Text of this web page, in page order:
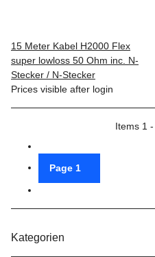
15 Meter Kabel H2000 Flex
super lowloss 50 Ohm inc. N-
Stecker / N-Stecker
Prices visible after login
Items 1
Page 1
Kategorien